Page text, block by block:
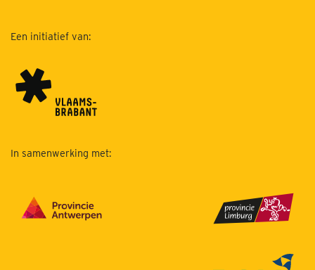
Een initiatief van:
In samenwerking met: